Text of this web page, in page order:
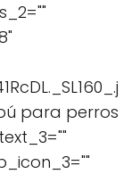
para perros